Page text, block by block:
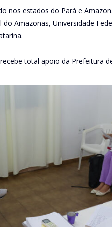
nos estados do Pará e
do Amazonas, Universidade
total apoio da Prefeitura